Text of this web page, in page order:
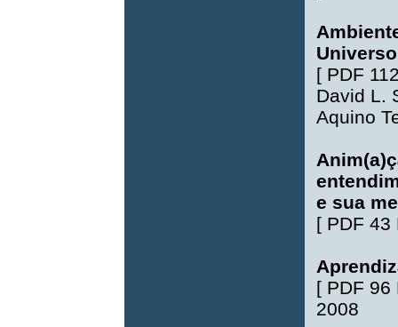
[ PDF
David L.
Aquino
e sua
[ PDF 43
[ PDF 96
2008